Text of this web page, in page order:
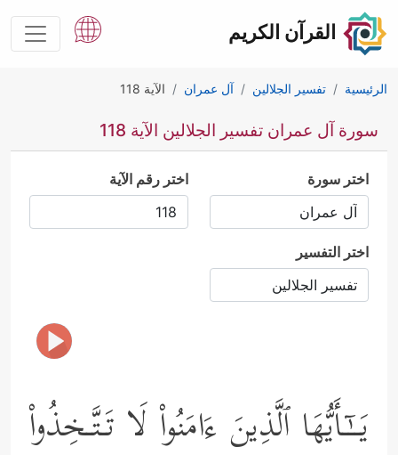
القرآن الكريم
الرئيسية تفسير الجلالين آل عمران الآية 118
سورة آل عمران تفسير الجلالين الآية 118
اختر سورة اختر رقم الآية
اختر التفسير
یَــٰۤـأَیُّهَا ٱلَّذِینَ ءَامَنُواْ لَا تَـتَّـخِذُواْ